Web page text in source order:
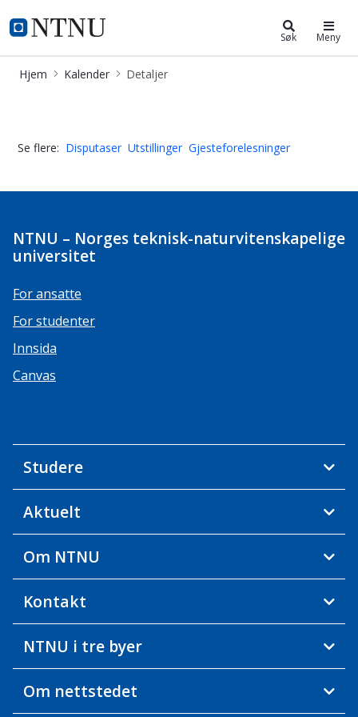
NTNU Hjemmeside
Kalender Søk Meny
Hjem Kalender Detaljer
Se flere: Disputaser Utstillinger Gjesteforelesninger
NTNU – Norges teknisk-naturvitenskapelige
universitet
For ansatte
For studenter
Innsida
Canvas
Studere
Aktuelt
Om NTNU
Kontakt
NTNU i tre byer
Om nettstedet